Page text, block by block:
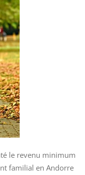
le revenu minimum
familial en Andorre